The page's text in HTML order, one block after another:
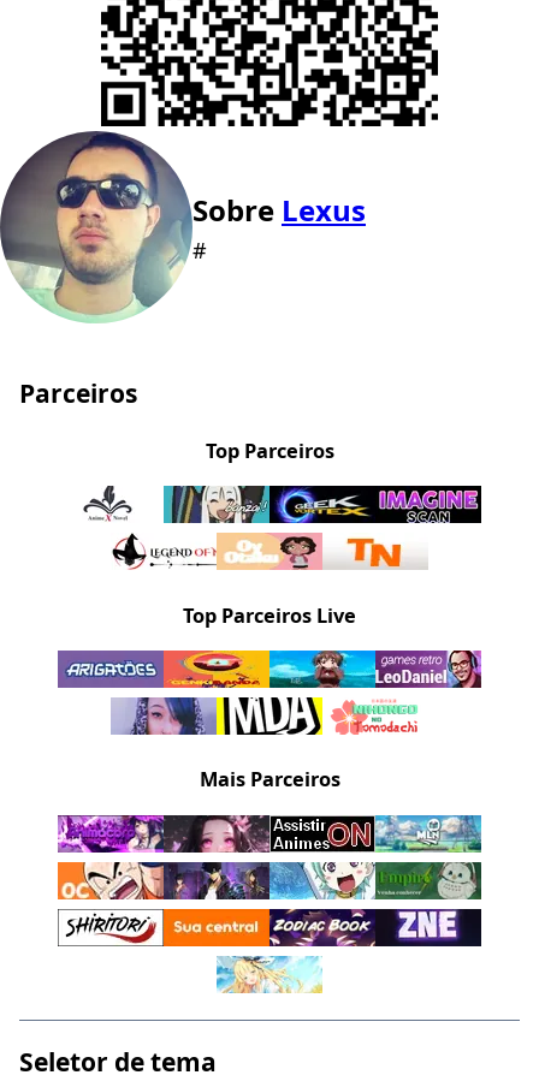
Sobre Lexus
#
Parceiros
Top Parceiros
Top Parceiros Live
Mais Parceiros
Seletor de tema